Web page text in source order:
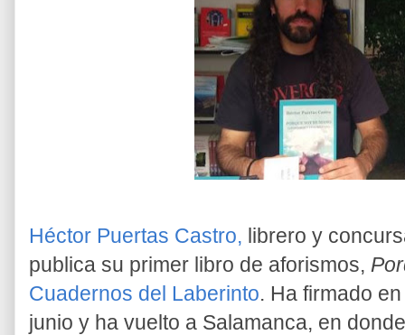
Héctor Puertas Castro, librero y
publica su primer libro de aforismos,
Cuadernos del Laberinto. Ha firmado
junio y ha vuelto a Salamanca, en